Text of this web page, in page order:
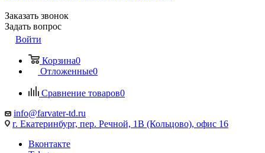
Заказать звонок
Задать вопрос
Войти
Корзина0
Отложенные0
Сравнение товаров0
info@farvater-td.ru
г. Екатеринбург, пер. Речной, 1В (Кольцово), офис 16
Вконтакте